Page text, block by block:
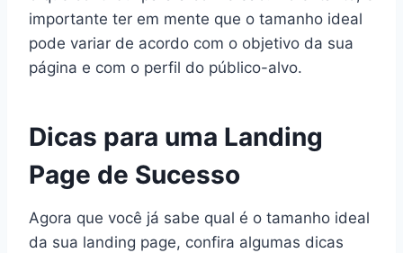
importante ter em mente que o tamanho ideal
pode variar de acordo com o objetivo da sua
página e com o perfil do público-alvo.
Dicas para uma Landing
Page de Sucesso
Agora que você já sabe qual é o tamanho ideal
da sua landing page, confira algumas dicas